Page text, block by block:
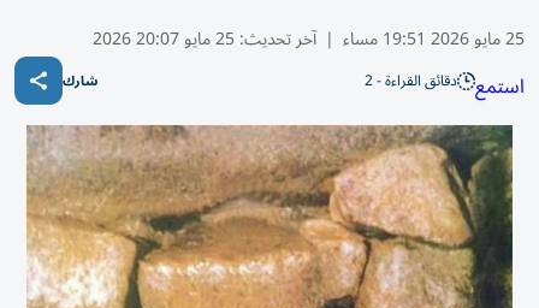
25 مايو 2026 19:51 مساء | آخر تحديث:25 مايو 20:07 2026
استمع دقائق القراءة - 2 شارك